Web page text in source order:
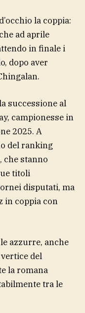
la coppia:
ad aprile
in finale i
dopo aver
successione al
campionesse in
2025. A
del ranking
che stanno
titoli
disputati, ma
in coppia con
azzurre, anche
del
la romana
tra le